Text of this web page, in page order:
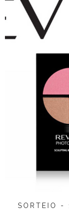
SORTEIO -